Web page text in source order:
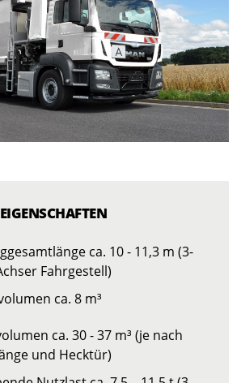
ca. 10 - 11,3 m (3-
Fahrgestell)
ca. 8 m³
ca. 30 - 37 m³ (je nach
und Hecktür)